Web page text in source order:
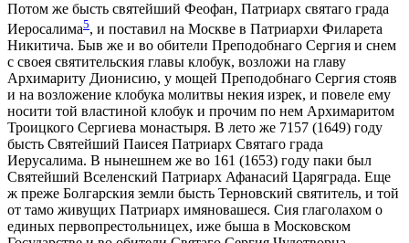
Потом же бысть святейший Феофан, Патриарх святаго града
Иеросалима5, и поставил на Москве в Патриархи Филарета
Никитича. Быв же и во обители Преподобнаго Сергия и снем
с своея святительския главы клобук, возложи на главу
Архимариту Дионисию, у мощей Преподобнаго Сергия стояв
и на возложение клобука молитвы некия изрек, и повеле ему
носити той властиной клобук и прочим по нем Архимаритом
Троицкого Сергиева монастыря. В лето же 7157 (1649) году
бысть Святейший Паисея Патриарх Святаго града
Иерусалима. В нынешнем же во 161 (1653) году паки был
Святейший Вселенский Патриарх Афанасий Царяграда. Еще
ж преже Болгарския земли бысть Терновский святитель, и той
от тамо живущих Патриарх имяновашеся. Сия глаголахом о
единых первопрестольницех, иже быша в Московском